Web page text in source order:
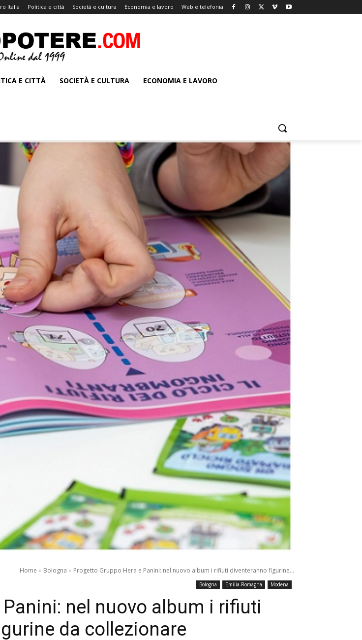
Italia Politica e città Società e cultura Economia e lavoro Web e telefonia
E CITTÀ SOCIETÀ E CULTURA ECONOMIA E LAVORO
Home Bologna Progetto Gruppo Hera e Panini: nel nuovo album i rifiuti diventeranno figurine...
Bologna Emilia-Romagna Modena
nel nuovo album i rifiuti
da collezionare